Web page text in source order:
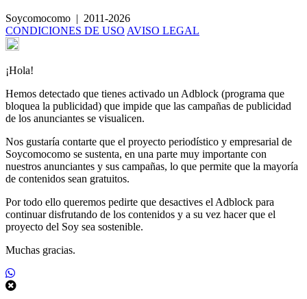
Soycomocomo | 2011-2026
CONDICIONES DE USO AVISO LEGAL
¡Hola!
Hemos detectado que tienes activado un Adblock (programa que
bloquea la publicidad) que impide que las campañas de publicidad
de los anunciantes se visualicen.
Nos gustaría contarte que el proyecto periodístico y empresarial de
Soycomocomo se sustenta, en una parte muy importante con
nuestros anunciantes y sus campañas, lo que permite que la mayoría
de contenidos sean gratuitos.
Por todo ello queremos pedirte que desactives el Adblock para
continuar disfrutando de los contenidos y a su vez hacer que el
proyecto del Soy sea sostenible.
Muchas gracias.